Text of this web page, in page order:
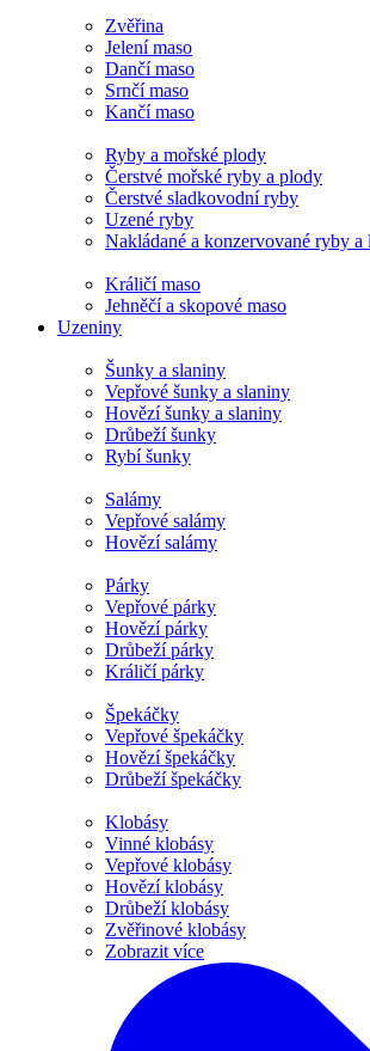
Zvěřina
Jelení maso
Dančí maso
Srnčí maso
Kančí maso
Ryby a mořské plody
Čerstvé mořské ryby a plody
Čerstvé sladkovodní ryby
Uzené ryby
Nakládané a konzervované ryby a
Králičí maso
Jehněčí a skopové maso
Uzeniny
Šunky a slaniny
Vepřové šunky a slaniny
Hovězí šunky a slaniny
Drůbeží šunky
Rybí šunky
Salámy
Vepřové salámy
Hovězí salámy
Párky
Vepřové párky
Hovězí párky
Drůbeží párky
Králičí párky
Špekáčky
Vepřové špekáčky
Hovězí špekáčky
Drůbeží špekáčky
Klobásy
Vinné klobásy
Vepřové klobásy
Hovězí klobásy
Drůbeží klobásy
Zvěřinové klobásy
Zobrazit více